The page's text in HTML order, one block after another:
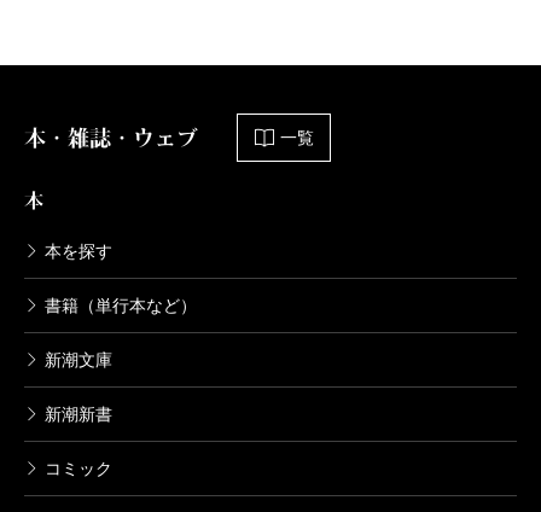
本・雑誌・ウェブ 一覧
本
本を探す
書籍（単行本など）
新潮文庫
新潮新書
コミック